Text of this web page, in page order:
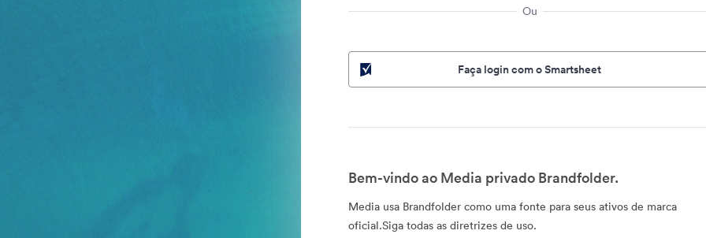
Ou
Faça login com o Smartsheet
Bem-vindo ao Media privado Brandfolder.
Media usa Brandfolder como uma fonte para seus ativos de marca
oficial.Siga todas as diretrizes de uso.